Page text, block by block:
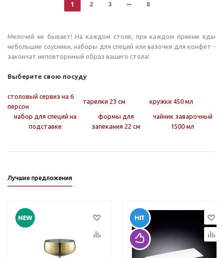
1 2 3 8
Мелочей не бывает! На каждом столе, при каждом приеме еды
небольшие соусники, наборы для специй или вазочки для конфет -
закончат неповторимый образ вашего стола!
Выберите свою посуду
столовый сервиз на 6
персон
тарелки 23 см кружки 450 мл
набор для специй на
подставке
формы для
запекания 22 см
чайник заварочный
1500 мл
Лучшие предложения